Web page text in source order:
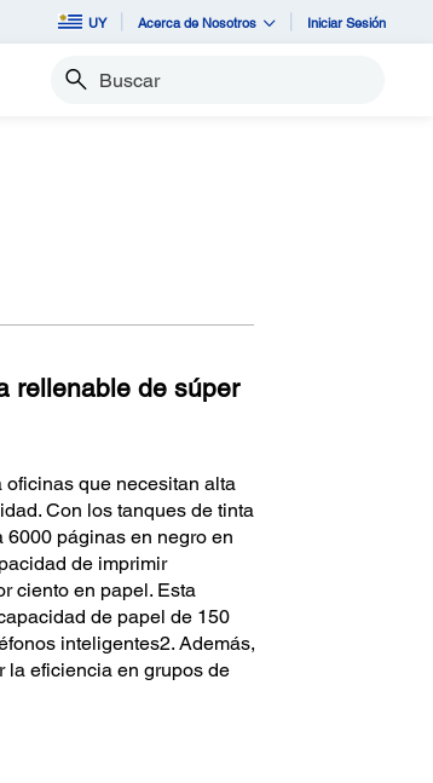
UY Acerca de Nosotros Iniciar Sesión
Buscar
rellenable de súper
que necesitan alta
Con los tanques de tinta
páginas en negro en
de imprimir
ciento en papel. Esta
de papel de 150
inteligentes2. Además,
la eficiencia en grupos de